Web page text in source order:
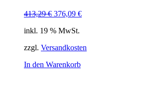
413,29€ Ursprünglicher
war:
376,09 €Aktueller
inkl. 19 % MwSt.
zzgl. Versandkosten
In den Warenkorb